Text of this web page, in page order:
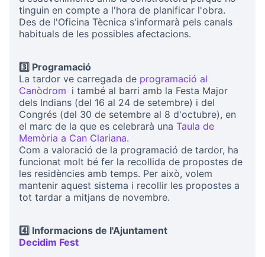
tinguin en compte a l'hora de planificar l'obra.
Des de l'Oficina Tècnica s'informarà pels canals
habituals de les possibles afectacions.
3️⃣ Programació
La tardor ve carregada de programació al
Canòdrom
(Opens in new tab)
i també al barri amb la Festa Major
dels Indians (del 16 al 24 de setembre) i del
Congrés (del 30 de setembre al 8 d'octubre), en
el marc de la que es celebrarà una Taula de
Memòria a Can Clariana.
(Opens in new tab)
Com a valoració de la programació de tardor, ha
funcionat molt bé fer la recollida de propostes de
les residències amb temps. Per això, volem
mantenir aquest sistema i recollir les propostes a
tot tardar a mitjans de novembre.
4️⃣ Informacions de l'Ajuntament
Decidim Fest